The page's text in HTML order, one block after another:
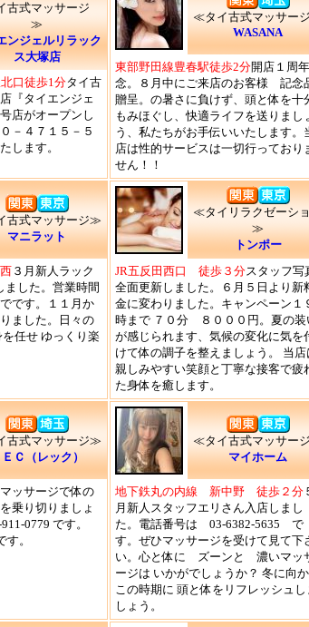
古式マッサージ
≫
ンジェルリラック
ス大塚店
口徒歩1分タイ古
『タイエンジェ
店がオープンし
－４７１５－５
します。
≪タイ古式マッサー
WASANA
東部野田線豊春駅徒歩2分開店１周
念。８月中にご来店のお客様 記念
贈呈。の暑さに負けず、頭と体を十
もみほぐし、快適ライフを送りまし
う、私たちがお手伝いいたします。
店は性的サービスは一切行っており
せん！！
古式マッサージ≫
マニラット
３月新人ラック
ました。営業時間
です。１１月か
ました。日々の
任せ ゆっくり楽
≪タイリラクゼーシ
≫
トンポー
JR五反田西口 徒歩３分スタッフ写
全面更新しました。６月５日より新
金に変わりました。キャンペーン１
時まで ７０分 ８０００円。夏の装
が感じられます、気候の変化に気を
けて体の調子を整えましょう。 当店
親しみやすい笑顔と丁寧な接客で疲
た身体を癒します。
古式マッサージ≫
Ｃ（レック）
ッサージで体の
乗り切りましょ
0779 です。
。
≪タイ古式マッサー
マイホーム
地下鉄丸の内線 新中野 徒歩２分
月新人スタッフエリさん入店しまし
た。電話番号は 03-6382-5635 で
す。ぜひマッサージを受けて見て下
い。心と体に ズーンと 濃いマッ
ージは いかがでしょうか？ 冬に向か
この時期に 頭と体をリフレッシュし
しょう。